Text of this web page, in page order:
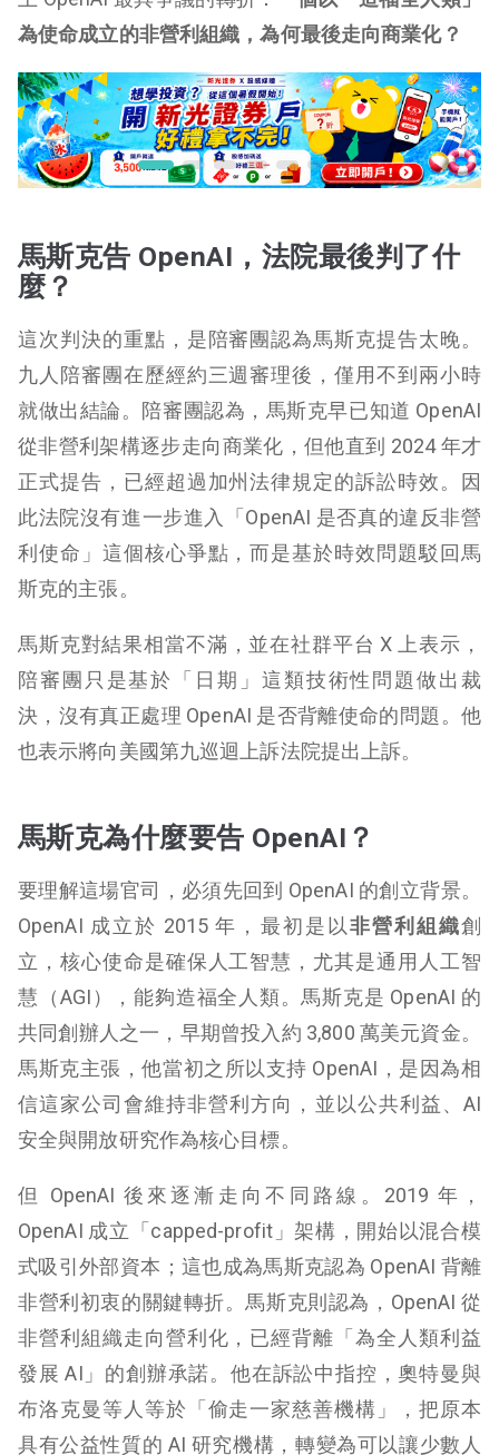
為使命成立的非營利組織，為何最後走向商業化？
馬斯克告 OpenAI，法院最後判了什
麼？
這次判決的重點，是陪審團認為馬斯克提告太晚。
九人陪審團在歷經約三週審理後，僅用不到兩小時
就做出結論。陪審團認為，馬斯克早已知道 OpenAI
從非營利架構逐步走向商業化，但他直到 2024 年才
正式提告，已經超過加州法律規定的訴訟時效。因
此法院沒有進一步進入「OpenAI 是否真的違反非營
利使命」這個核心爭點，而是基於時效問題駁回馬
斯克的主張。
馬斯克對結果相當不滿，並在社群平台 X 上表示，
陪審團只是基於「日期」這類技術性問題做出裁
決，沒有真正處理 OpenAI 是否背離使命的問題。他
也表示將向美國第九巡迴上訴法院提出上訴。
馬斯克為什麼要告 OpenAI？
要理解這場官司，必須先回到 OpenAI 的創立背景。
OpenAI 成立於 2015 年，最初是以非營利組織創
立，核心使命是確保人工智慧，尤其是通用人工智
慧（AGI），能夠造福全人類。馬斯克是 OpenAI 的
共同創辦人之一，早期曾投入約 3,800 萬美元資金。
馬斯克主張，他當初之所以支持 OpenAI，是因為相
信這家公司會維持非營利方向，並以公共利益、AI
安全與開放研究作為核心目標。
但 OpenAI 後來逐漸走向不同路線。2019 年，
OpenAI 成立「capped-profit」架構，開始以混合模
式吸引外部資本；這也成為馬斯克認為 OpenAI 背離
非營利初衷的關鍵轉折。馬斯克則認為，OpenAI 從
非營利組織走向營利化，已經背離「為全人類利益
發展 AI」的創辦承諾。他在訴訟中指控，奧特曼與
布洛克曼等人等於「偷走一家慈善機構」，把原本
具有公益性質的 AI 研究機構，轉變為可以讓少數人